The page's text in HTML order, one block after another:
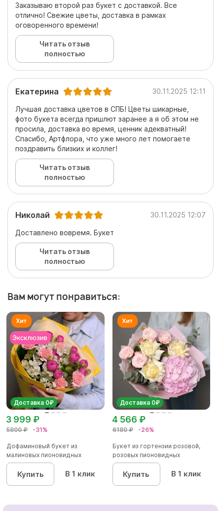
Заказываю второй раз букет с доставкой. Все
отлично! Свежие цветы, доставка в рамках
оговоренного времени!
Читать отзыв
полностью
Екатерина 30.11.2025 12:11
Лучшая доставка цветов в СПБ! Цветы шикарные,
фото букета всегда пришлют заранее а я об этом не
просила, доставка во время, ценник адекватный!
Спасибо, Артфлора, что уже много лет помогаете
поздравить близких и коллег!
Читать отзыв
полностью
Николай 30.11.2025 12:07
Доставлено вовремя. Букет
Читать отзыв
полностью
Вам могут понравиться:
Доставка 0₽
5800 ₽ -31%
3 999 ₽
Дофаминовый букет из
малиновых пионовидных
кустовых роз...
Купить В 1 клик
Доставка 0₽
6180 ₽ -26%
4 566 ₽
Букет из гортензии розовой,
розовых пионовидных
кустовы...
Купить В 1 клик